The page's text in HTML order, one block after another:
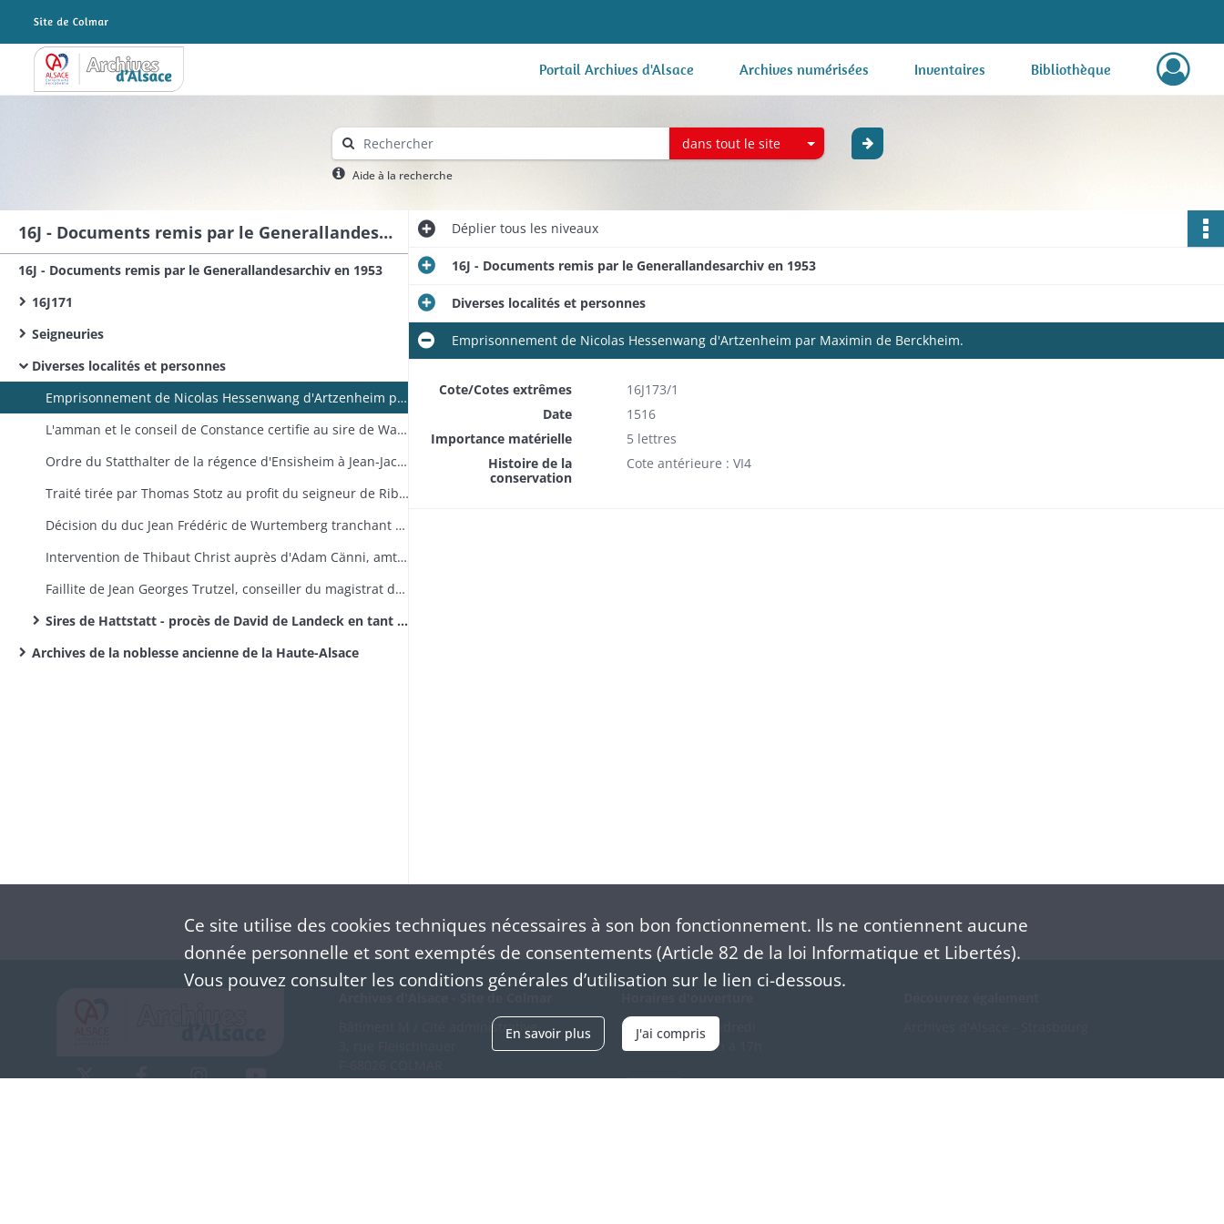
Archives Alsace - Colmar Portail Archives d'Alsace Archives numérisées Inventaires Bibliothèque
dans tout le site
Aide à la recherche
16J - Documents remis par le Generallandesarchiv en 1953
16J - Documents remis par le Generallandesarchiv en 1953
16J171
Seigneuries​
Diverses localités et personnes
Emprisonnement de Nicolas Hessenwang d'Artzenheim par Maximin de Berckheim.
L'amman et le conseil de Constance certifie au sire de Warmberg, landvogt en Alsace et en Brisgau, que la cour de Colmar appartient à l'office du prévôt du chapitre de Constance (copie).
Ordre du Statthalter de la régence d'Ensisheim à Jean-Jacques Reich de Reichenstein de donner suite à la supplique de Jacques et Simon Zoger, porteurs de fief à Biederthal, concernant un refus de payer des cens.
Traité tirée par Thomas Stotz au profit du seigneur de Ribeaupierre sur le Mauracher Hof pour payer les intérêts d'un prêt gagé sur le Val d'Orbey.
Décision du duc Jean Frédéric de Wurtemberg tranchant une querelle entre Jean Gaspard de Rathsamhausen d'Ehnwihr et ses sujets habitants de Kuhnheim, village tenu en fief du duché de Wurtemberg au sujet du droit d'Umgelt, d'atz, de biens communaux etc.
Intervention de Thibaut Christ auprès d'Adam Cänni, amtmann de Ruogement, en faveur de son beau-frère Jean Bapon condamné pour injurie.
Faillite de Jean Georges Trutzel, conseiller du magistrat de Colmar, plus tard bourgeois de Koendringen.
Sires de Hattstatt - procès de David de Landeck en tant que tuteur de Jean Christophe de Hattstatt contre le margrave Ernest de bade, seigneur de Valentin Husler d'Ihringen et Materne Burmelin, Schultheis de cette localité, accusés d'avoir envahi le village de Merdingen
Archives de la noblesse ancienne de la Haute-Alsace
Dépliertous les niveaux
16J - Documents remis par le Generallandesarchiv en 1953
Diverses localités et personnes
Emprisonnement de Nicolas Hessenwang d'Artzenheim par Maximin de Berckheim.
Cote/Cotes extrêmes
16J173/1
Date
1516
Importance matérielle
5 lettres
Histoire de la
conservation
Cote antérieure : VI4
Bâtiment M / Cité administrative
(+33) 3 89 21 97 00
Du mardi au vendredi
en continu de 9h à 17h
Ce site utilise des cookiestechniques nécessaires à son bon fonctionnement. Ils ne contiennent aucune
donnée personnelle et sont exemptés de consentements (Article 82 de la loi Informatique et Libertés).
Vous pouvez consulter les conditions générales d’utilisation sur le lien ci-dessous.
En savoir plus J'ai compris